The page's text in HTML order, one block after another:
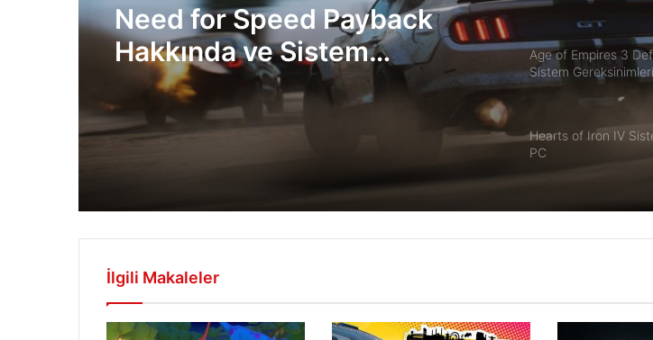
Need for Speed Payback
Hakkında ve Sistem
Gereksinimleri PC
Age of Empires 3
Sistem
Hearts of Iron IV
PC
Chronicon Hakkında
İlgili Makaleler